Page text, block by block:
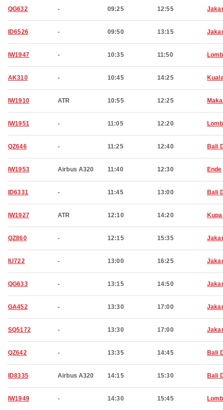
QG632 - 09:25 12:55
ID6526 - 09:50 13:15
IW1947 - 10:35 11:50
AK310 - 10:45 14:25
IW1910 ATR 10:55 12:25
IW1951 - 11:05 12:20
QZ646 - 11:25 12:40 Bali
IW1953 Airbus A320 11:40 12:30 Ende
ID6331 - 11:45 13:00 Bali
IW1927 ATR 12:10 14:20
QZ860 - 12:15 15:35
IU722 - 13:00 16:25
QG633 - 13:15 14:50
GA452 - 13:30 17:00
SQ5172 - 13:30 17:00
QZ642 - 13:35 14:45 Bali
ID8335 Airbus A320 14:15 15:30 Bali
IW1949 - 14:30 15:45